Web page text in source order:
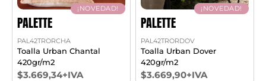
¡NOVEDAD!
PALETTE
PAL42TRORCHA
Toalla Urban Chantal
420gr/m2
$3.669,34+IVA
¡NOVEDAD!
PALETTE
PAL42TRORDOV
Toalla Urban Dover
420gr/m2
$3.669,90+IVA